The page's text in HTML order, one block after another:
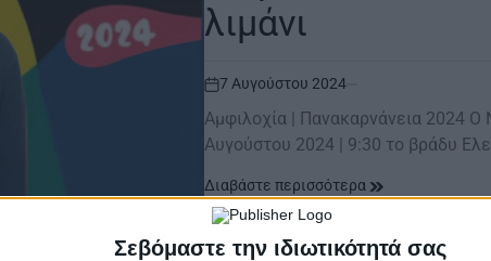
Σεβόμαστε την ιδιωτικότητά σας
λιμάνι
on
7 Αυγούστου 2024
Αμφιλοχία | Πανακαρνάνεια 2024 O
Αυγούστου 2024 | 9:30 το βράδυ
Διαβάστε περισσότερα